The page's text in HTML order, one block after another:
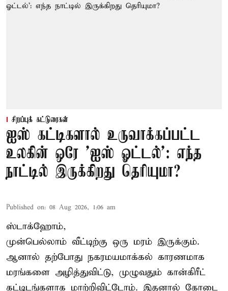
சிறப்புக் கட்டுரைகள்
ஐஸ் கட்டிகளால் உருவாக்கப்பட்ட
உலகின் ஒரே 'ஐஸ் ஓட்டல்': எந்த
நாட்டில் இருக்கிறது தெரியுமா?
Published on: 08 Aug 2026, 1:06 am
ஸ்டாக்ஹோம்,
முன்பெல்லாம் வீட்டிற்கு ஒரு மரம் இருக்கும்.
ஆனால் தற்போது நகரமயமாக்கல் காரணமாக
மரங்களை அழித்துவிட்டு, முழுவதும் கான்கிரீட்
கட்டிடங்களாக மாற்றிவிட்டோம். இதனால் கோடை